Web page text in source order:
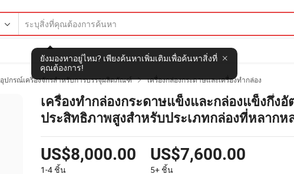
ยังมองหาอยู่ไหม? เพียงค้นหาเพิ่มเติมเพื่อค้นหาสิ่งที่
คุณต้องการ!
อุปกรณ์เครื่องจักรสำหรับการบรรจุผลิตภัณฑ์  เครื่องกล่องกระดาษและเครื่องทำกล่อง
เครื่องทำกล่องกระดาษแข็งและกล่องแข็งกึ่ง
ประสิทธิภาพสูงสำหรับประเภทกล่องที่หลากห
US$8,000.00
1-4 ชิ้น
US$7,600.00
5+ ชิ้น